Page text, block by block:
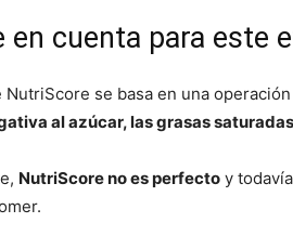
en cuenta para este
se basa en una
al azúcar, las grasas
NutriScore no es perfecto y